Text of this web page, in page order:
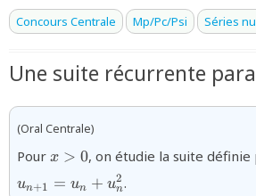
Concours Centrale Mp/Pc/Psi Séries
Une suite récurrente
(Oral Centrale)
Pour {x\gt0}
x > 0, on étudie la suite définie
un+1 = un + un
2 .